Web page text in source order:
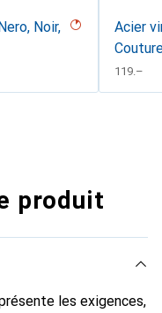
Noir,
Acier
CHF
119.–
produit
les exigences,